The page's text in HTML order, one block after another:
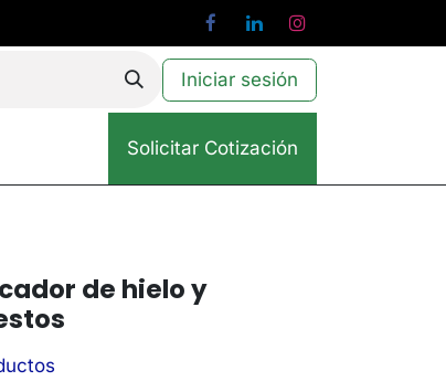
Iniciar sesión
Solicitar Cotización
de hielo y